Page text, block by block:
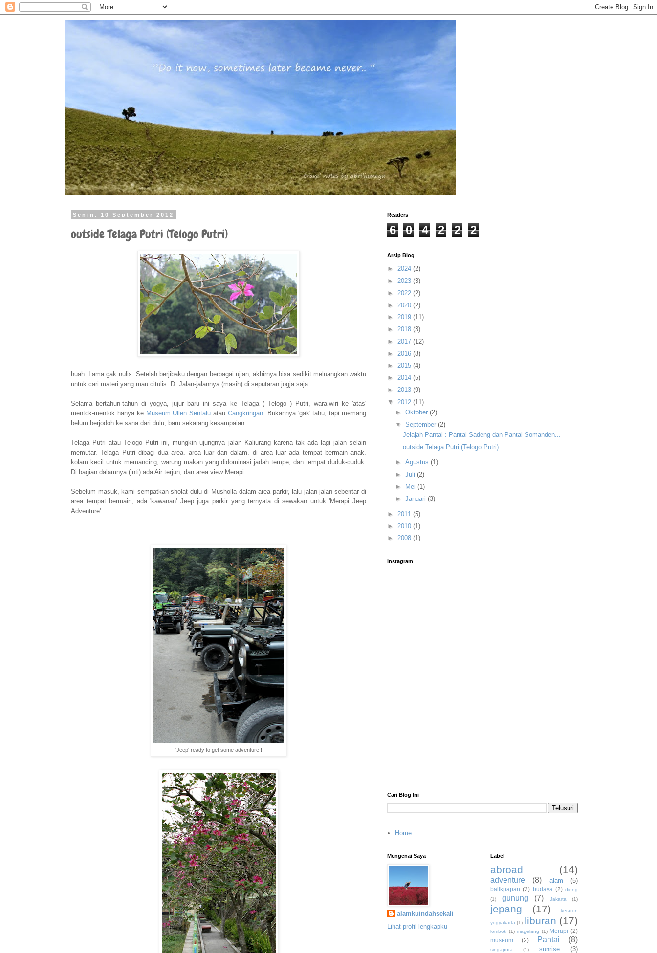
Senin, 10 September 2012
outside Telaga Putri (Telogo Putri)
huah. Lama gak nulis. Setelah berjibaku dengan berbagai ujian, akhirnya bisa sedikit meluangkan waktu
untuk cari materi yang mau ditulis :D. Jalan-jalannya (masih) di seputaran jogja saja
Selama bertahun-tahun di yogya, jujur baru ini saya ke Telaga ( Telogo ) Putri, wara-wiri ke 'atas'
mentok-mentok hanya ke Museum Ullen Sentalu atau Cangkringan. Bukannya 'gak' tahu, tapi memang
belum berjodoh ke sana dari dulu, baru sekarang kesampaian.
Telaga Putri atau Telogo Putri ini, mungkin ujungnya jalan Kaliurang karena tak ada lagi jalan selain
memutar. Telaga Putri dibagi dua area, area luar dan dalam, di area luar ada tempat bermain anak,
kolam kecil untuk memancing, warung makan yang didominasi jadah tempe, dan tempat duduk-duduk.
Di bagian dalamnya (inti) ada Air terjun, dan area view Merapi.
Sebelum masuk, kami sempatkan sholat dulu di Musholla dalam area parkir, lalu jalan-jalan sebentar di
area tempat bermain, ada 'kawanan' Jeep juga parkir yang ternyata di sewakan untuk 'Merapi Jeep
Adventure'.
'Jeep' ready to get some adventure !
Readers
6 0 4 2 2 2
Arsip Blog
► 2024 (2)
► 2023 (3)
► 2022 (2)
► 2020 (2)
► 2019 (11)
► 2018 (3)
► 2017 (12)
► 2016 (8)
► 2015 (4)
► 2014 (5)
► 2013 (9)
▼ 2012 (11)
► Oktober (2)
▼ September (2)
Jelajah Pantai : Pantai Sadeng dan Pantai Somanden...
outside Telaga Putri (Telogo Putri)
► Agustus (1)
► Juli (2)
►
Mei (1)
► Januari (3)
► 2011 (5)
► 2010 (1)
► 2008 (1)
instagram
Cari Blog Ini
Home
Mengenai Saya
alamkuindahsekali
Lihat profil lengkapku
Label
abroad (14)
adventure (8) alam (5)
balikpapan (2) budaya (2) dieng
(1)
gunung (7) Jakarta (1)
jepang (17) keraton
yogyakarta (1) liburan (17)
lombok (1) magelang (1) Merapi (2)
museum
(2) Pantai (8)
singapura (1) sunrise (3)